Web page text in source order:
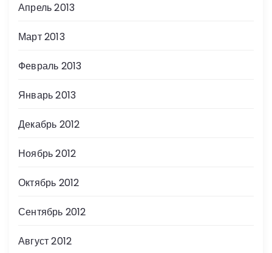
Апрель 2013
Март 2013
Февраль 2013
Январь 2013
Декабрь 2012
Ноябрь 2012
Октябрь 2012
Сентябрь 2012
Август 2012